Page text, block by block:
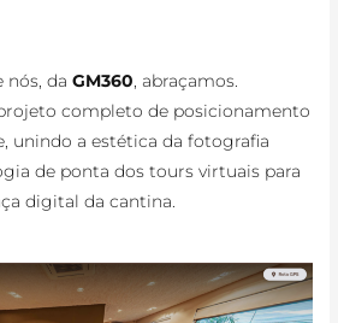
nós, daGM360 , abraçamos.
completo de posicionamento
unindo a estética da fotografia
de ponta dos tours virtuais para
digital da cantina.